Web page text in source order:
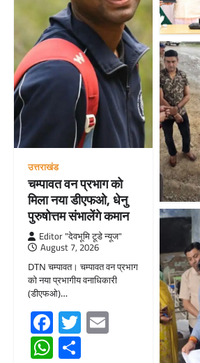
उत्तराखंड
चम्पावत वन प्रभाग को
मिला नया डीएफओ, धेनु
पुरुषोत्तम संभालेंगे कमान
Editor "देवभूमि टूडे न्यूज"
August 7, 2026
DTN चम्पावत। चम्पावत वन प्रभाग
को नया प्रभागीय वनाधिकारी
(डीएफओ)…
Facebook
TwitterEmail
WhatsApp